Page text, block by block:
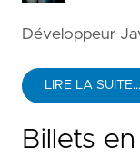
Développeur
LIRE LA SUITE…
Billets